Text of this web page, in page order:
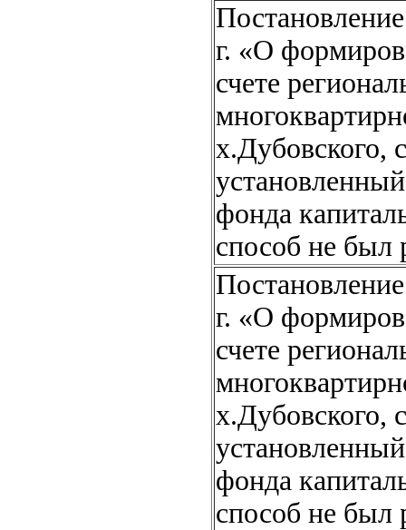
г. «О
счете
х.Дубовского,
фонда
способ не был
г. «О
счете
х.Дубовского,
фонда
способ не был